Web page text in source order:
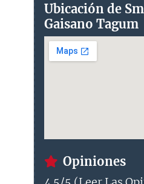
Ubicación de
Gaisano Tagum
Opiniones